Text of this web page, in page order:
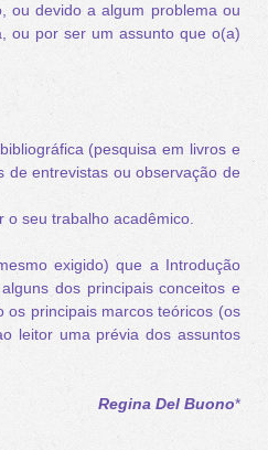
ou devido a algum problema ou
ou por ser um assunto que o(a)
(pesquisa em livros e
de entrevistas ou observação de
seu trabalho acadêmico.
exigido) que a Introdução
dos principais conceitos e
os principais marcos teóricos (os
leitor uma prévia dos assuntos
Regina Del Buono*